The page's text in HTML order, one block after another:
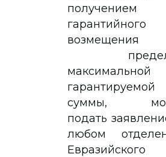
получением
гарантийного
максимальной
гарантируемой
суммы,
подать
любом
Евразийского